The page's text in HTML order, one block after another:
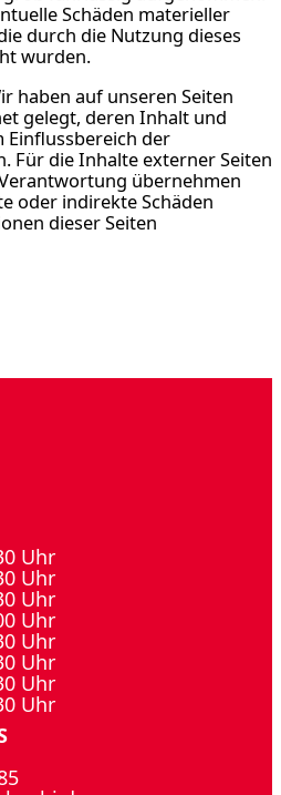
Schäden materieller
durch die Nutzung dieses
wurden.
haben auf unseren Seiten
gelegt, deren Inhalt und
der
Für die Inhalte externer Seiten
übernehmen
oder indirekte Schäden
dieser Seiten
Uhr
Uhr
Uhr
Uhr
Uhr
Uhr
Uhr
Uhr